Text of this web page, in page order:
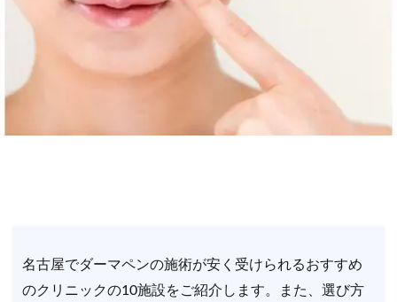
名古屋でダーマペンの施術が安く受けられるおすすめ
のクリニックの10施設をご紹介します。また、選び方